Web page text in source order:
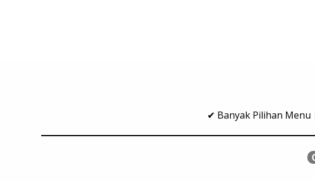
✔ Banyak Pilihan